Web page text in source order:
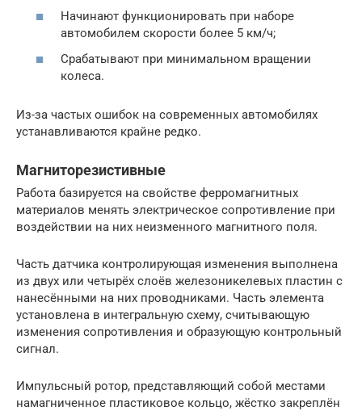
Начинают функционировать при наборе
автомобилем скорости более 5 км/ч;
Срабатывают при минимальном вращении
колеса.
Из-за частых ошибок на современных автомобилях
устанавливаются крайне редко.
Магниторезистивные
Работа базируется на свойстве ферромагнитных
материалов менять электрическое сопротивление при
воздействии на них неизменного магнитного поля.
Часть датчика контролирующая изменения выполнена
из двух или четырёх слоёв железоникелевых пластин с
нанесёнными на них проводниками. Часть элемента
установлена в интегральную схему, считывающую
изменения сопротивления и образующую контрольный
сигнал.
Импульсный ротор, представляющий собой местами
намагниченное пластиковое кольцо, жёстко закреплён